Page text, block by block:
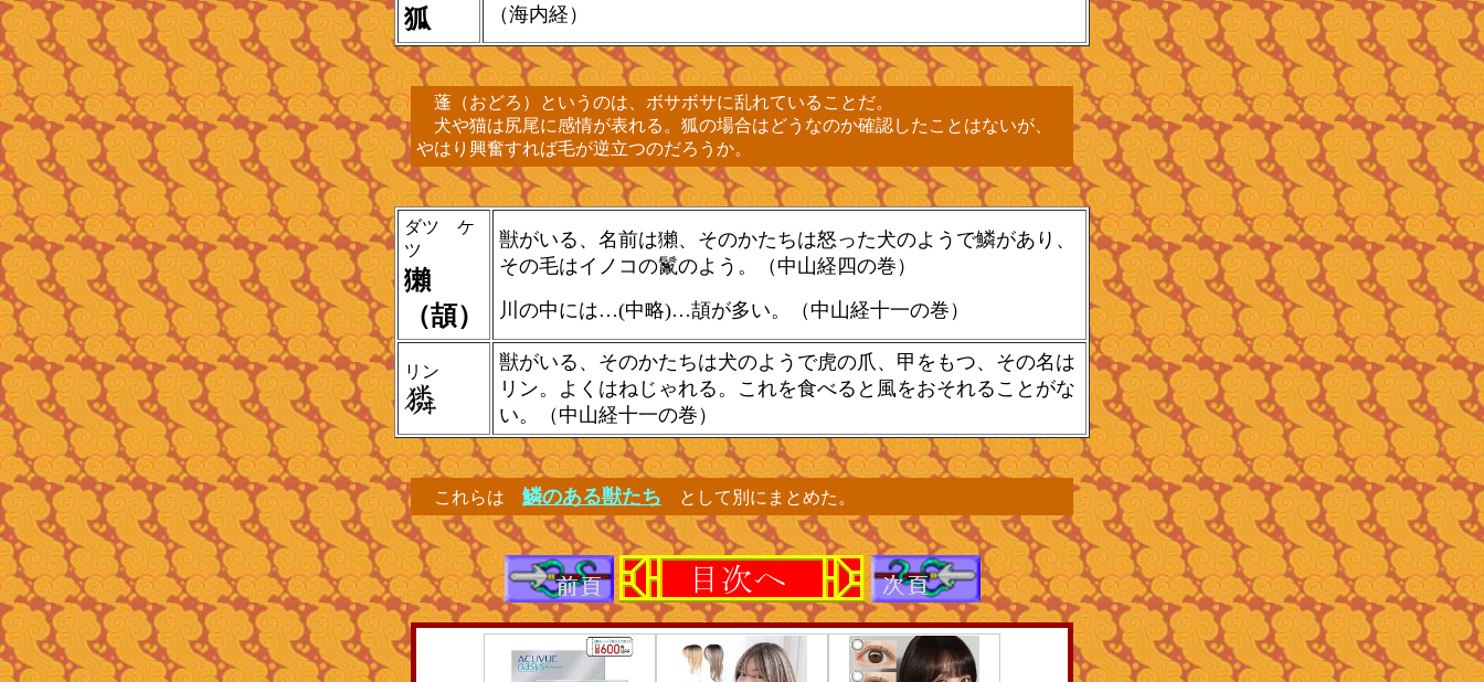
狐
（海内経）
蓬（おどろ）というのは、ボサボサに乱れていることだ。
犬や猫は尻尾に感情が表れる。狐の場合はどうなのか確認したことはないが、
やはり興奮すれば毛が逆立つのだろうか。
ダツ ケ
ツ
獺
（頡）
獣がいる、名前は獺、そのかたちは怒った犬のようで鱗があり、
その毛はイノコの鬣のよう。（中山経四の巻）
川の中には…(中略)…頡が多い。（中山経十一の巻）
リン
獣がいる、そのかたちは犬のようで虎の爪、甲をもつ、その名は
リン。よくはねじゃれる。これを食べると風をおそれることがな
い。（中山経十一の巻）
これらは 鱗のある獣たち として別にまとめた。